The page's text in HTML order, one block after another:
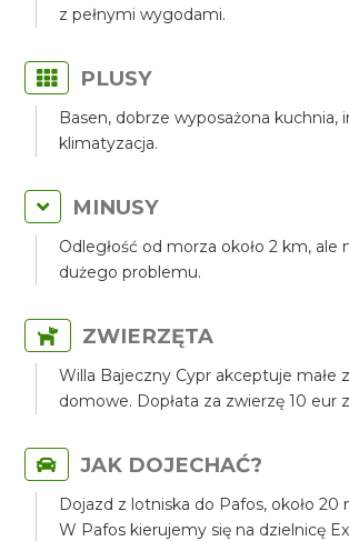
z pełnymi wygodami.
PLUSY
Basen, dobrze wyposażona kuchnia,
klimatyzacja.
MINUSY
Odległość od morza około 2 km, ale
dużego problemu.
ZWIERZĘTA
Willa Bajeczny Cypr akceptuje małe
domowe. Dopłata za zwierzę 10 eur
JAK DOJECHAĆ?
Dojazd z lotniska do Pafos, około 20
W Pafos kierujemy się na dzielnicę